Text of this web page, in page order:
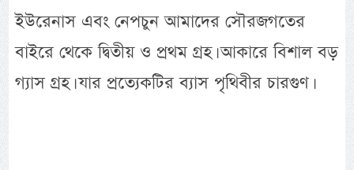
ইউরেনাস এবং নেপচুন আমাদের সৌরজগতের
বাইরে থেকে দ্বিতীয় ও প্রথম গ্রহ। আকারে বিশাল বড়
গ্যাস গ্রহ। যার প্রত্যেকটির ব্যাস পৃথিবীর চারগুণ।